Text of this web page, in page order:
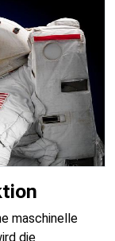
maschinelle
die